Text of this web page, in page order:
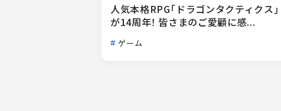
人気本格RPG「ドラゴンタクティクス」
が14周年！ 皆さまのご愛顧に感...
ゲーム